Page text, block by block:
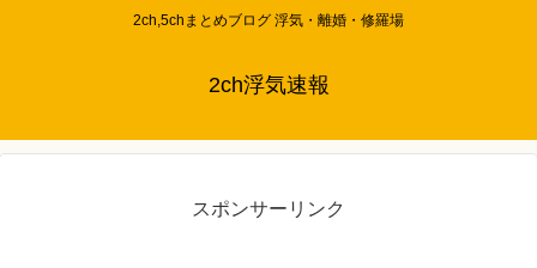
2ch,5chまとめブログ 浮気・離婚・修羅場
2ch浮気速報
スポンサーリンク